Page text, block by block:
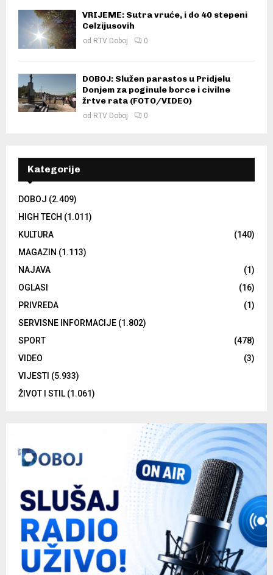
VRIJEME: Sutra vruće, i do 40 stepeni
Celzijusovih
od RTV Doboj 0
DOBOJ: Služen parastos u Pridjelu
Donjem za poginule borce i civilne
žrtve rata (FOTO/VIDEO)
od RTV Doboj 0
Kategorije
DOBOJ (2.409)
HIGH TECH (1.011)
KULTURA
(140)
MAGAZIN (1.113)
NAJAVA
(1)
OGLASI
(16)
PRIVREDA
(1)
SERVISNE INFORMACIJE (1.802)
SPORT
(478)
VIDEO
(3)
VIJESTI (5.933)
ŽIVOT I STIL (1.061)